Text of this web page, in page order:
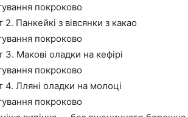
покроково
2. Панкейкі з вівсянки з какао
покроково
3. Макові оладки на кефірі
покроково
4. Лляні оладки на молоці
покроково